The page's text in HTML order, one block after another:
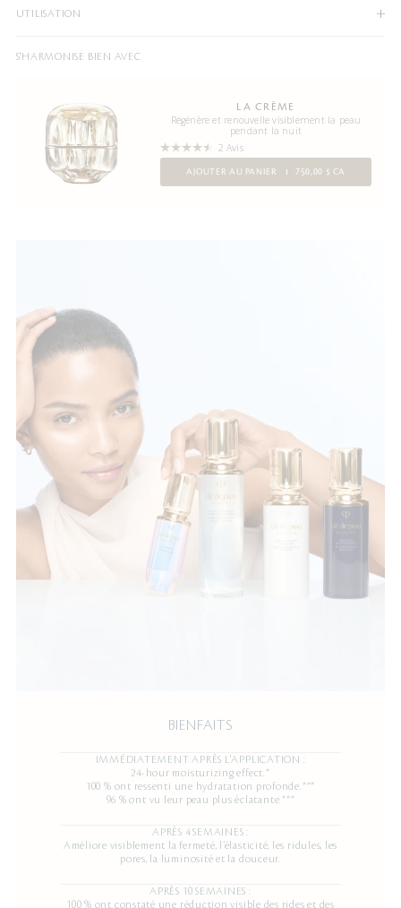
UTILISATION
S'HARMONISE BIEN AVEC
LA CRÈME
Régénère et renouvelle visiblement la peau
pendant la nuit
2 Avis
AJOUTER AU PANIER 750,00 $ CA
BIENFAITS
IMMÉDIATEMENT APRÈS L'APPLICATION :
24-hour moisturizing effect.*
100 % ont ressenti une hydratation profonde.***
96 % ont vu leur peau plus éclatante.***
APRÈS 4 SEMAINES :
Améliore visiblement la fermeté, l’élasticité, les ridules, les
pores, la luminosité et la douceur.
APRÈS 10 SEMAINES :
100 % ont constaté une réduction visible des rides et des